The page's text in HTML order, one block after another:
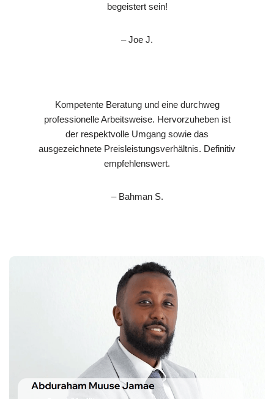
begeistert sein!
– Joe J.
Kompetente Beratung und eine durchweg
professionelle Arbeitsweise. Hervorzuheben ist
der respektvolle Umgang sowie das
ausgezeichnete Preisleistungsverhältnis. Definitiv
empfehlenswert.
– Bahman S.